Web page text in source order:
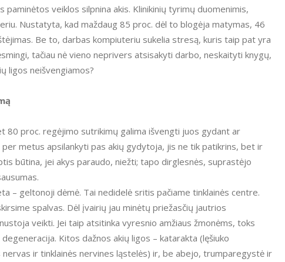
veiklos silpnina akis. Klinikinių tyrimų duomenimis,
Nustatyta, kad maždaug 85 proc. dėl to blogėja matymas, 46
Be to, darbas kompiuteriu sukelia stresą, kuris taip pat yra
tačiau nė vieno neprivers atsisakyti darbo, neskaityti knygų,
ligos neišvengiamos?
metus apsilankyti pas akių gydytoja, jis ne tik patikrins, bet ir
būtina, jei akys paraudo, niežti; tapo dirglesnės, suprastėjo
spalvas. Dėl įvairių jau minėtų priežasčių jautrios
veikti. Jei taip atsitinka vyresnio amžiaus žmonėms, toks
Kitos dažnos akių ligos – katarakta (lęšiuko
ir tinklainės nervines ląstelės) ir, be abejo, trumparegystė ir